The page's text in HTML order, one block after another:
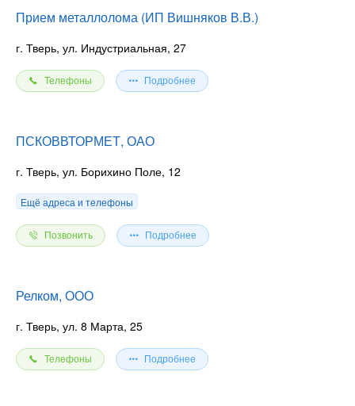
Прием металлолома (ИП Вишняков В.В.)
г. Тверь, ул. Индустриальная, 27
Телефоны Подробнее
ПСКОВВТОРМЕТ, ОАО
г. Тверь, ул. Борихино Поле, 12
Ещё адреса и телефоны
Позвонить Подробнее
Релком, ООО
г. Тверь, ул. 8 Марта, 25
Телефоны Подробнее